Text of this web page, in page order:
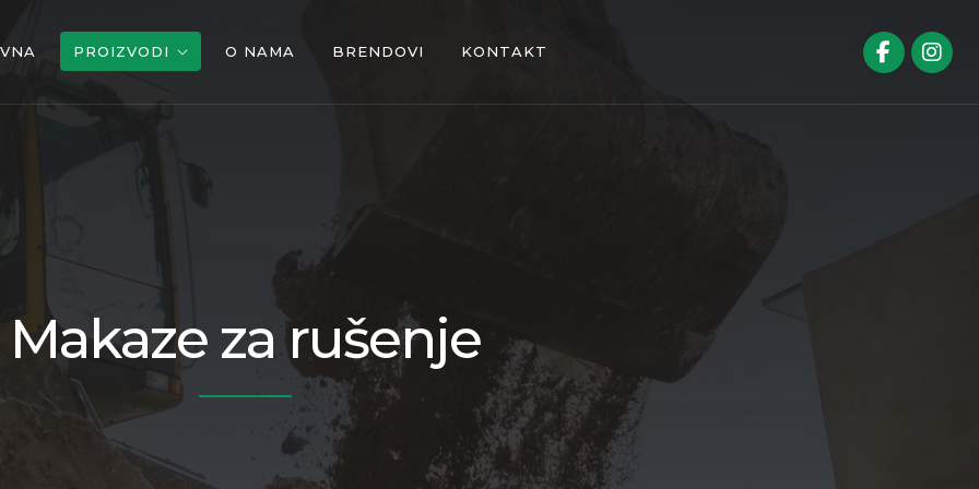
PROIZVODI O NAMA BRENDOVI KONTAKT
Makaze za rušenje